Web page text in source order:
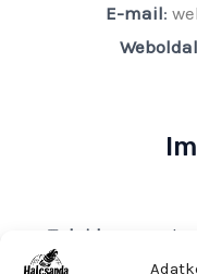
E-mail:
Weboldal
Tulajdonos
:
Székhely és